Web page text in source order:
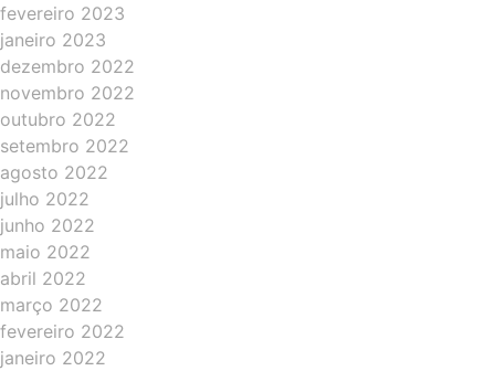
fevereiro 2023
janeiro 2023
dezembro 2022
novembro 2022
outubro 2022
setembro 2022
agosto 2022
julho 2022
junho 2022
maio 2022
abril 2022
março 2022
fevereiro 2022
janeiro 2022